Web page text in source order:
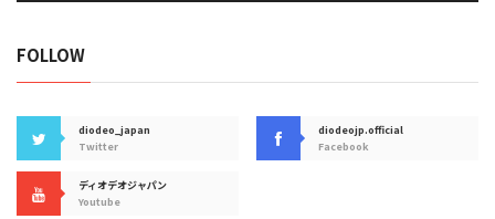
FOLLOW
diodeo_japan
Twitter
diodeojp.official
Facebook
ディオデオジャパン
Youtube